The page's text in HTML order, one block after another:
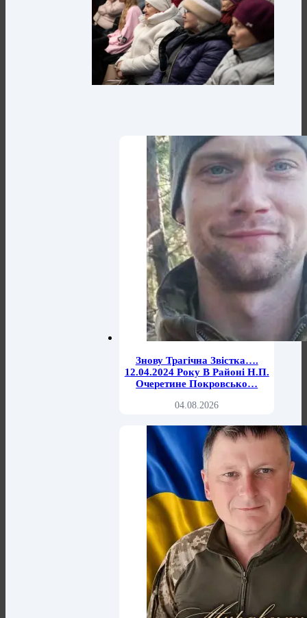
Знову Трагічна Звістка….
12.04.2024 Року В Районі Н.п.
Очеретине Покровсько…
04.08.2026